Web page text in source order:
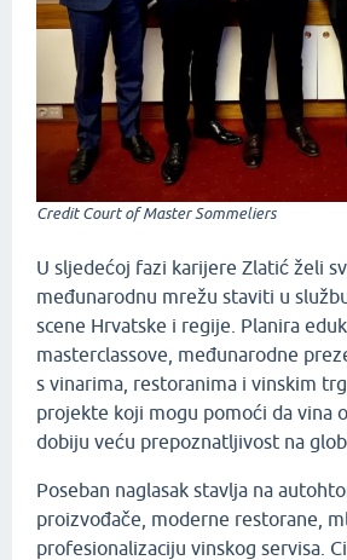
Credit Court of Master Sommeliers
U sljedećoj fazi karijere Zlatić želi
međunarodnu mrežu staviti u
scene Hrvatske i regije. Planira
masterclassove, međunarodne
s vinarima, restoranima i vinskim
projekte koji mogu pomoći da vina
dobiju veću prepoznatljivost na
Poseban naglasak stavlja na
proizvođače, moderne restorane,
profesionalizaciju vinskog servisa.